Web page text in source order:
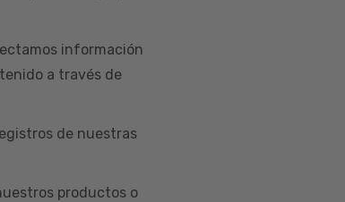
información
a través de
de nuestras
productos o